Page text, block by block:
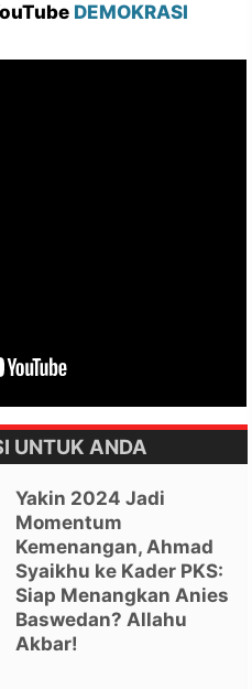
DEMOKRASI
UNTUK ANDA
Yakin 2024 Jadi
Momentum
Kemenangan, Ahmad
Syaikhu ke Kader PKS:
Siap Menangkan Anies
Baswedan? Allahu
Akbar!